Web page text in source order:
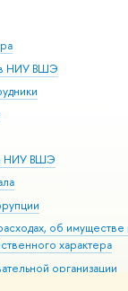
в НИУ ВШЭ
НИУ ВШЭ
об имуществе
характера
организации